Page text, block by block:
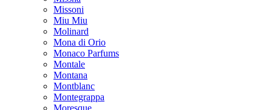
Missoni
Miu Miu
Molinard
Mona di Orio
Monaco Parfums
Montale
Montana
Montblanc
Montegrappa
Moresque